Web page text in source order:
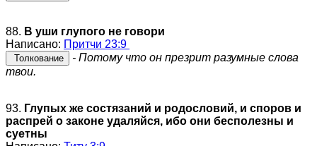
88. В уши глупого не говори
Написано: Притчи 23:9
Толкование
- Потому что он презрит разумные слова
твои.
93. Глупых же состязаний и родословий, и споров и
распрей о законе удаляйся, ибо они бесполезны и
суетны